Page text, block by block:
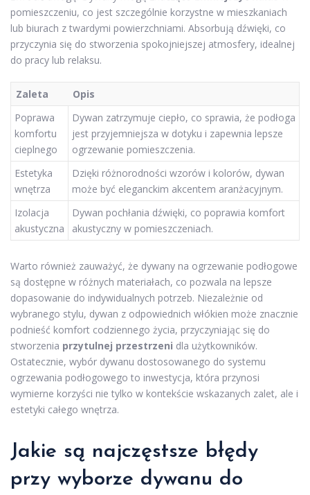
pomieszczeniu, co jest szczególnie korzystne w mieszkaniach
lub biurach z twardymi powierzchniami. Absorbują dźwięki, co
przyczynia się do stworzenia spokojniejszej atmosfery, idealnej
do pracy lub relaksu.
Zaleta
Opis
Poprawa
komfortu
cieplnego
Dywan zatrzymuje ciepło, co sprawia, że podłoga
jest przyjemniejsza w dotyku i zapewnia lepsze
ogrzewanie pomieszczenia.
Estetyka
wnętrza
Dzięki różnorodności wzorów i kolorów, dywan
może być eleganckim akcentem aranżacyjnym.
Izolacja
akustyczna
Dywan pochłania dźwięki, co poprawia komfort
akustyczny w pomieszczeniach.
Warto również zauważyć, że dywany na ogrzewanie podłogowe
są dostępne w różnych materiałach, co pozwala na lepsze
dopasowanie do indywidualnych potrzeb. Niezależnie od
wybranego stylu, dywan z odpowiednich włókien może znacznie
podnieść komfort codziennego życia, przyczyniając się do
stworzenia przytulnej przestrzeni dla użytkowników.
Ostatecznie, wybór dywanu dostosowanego do systemu
ogrzewania podłogowego to inwestycja, która przynosi
wymierne korzyści nie tylko w kontekście wskazanych zalet, ale i
estetyki całego wnętrza.
Jakie są najczęstsze błędy
przy wyborze dywanu do